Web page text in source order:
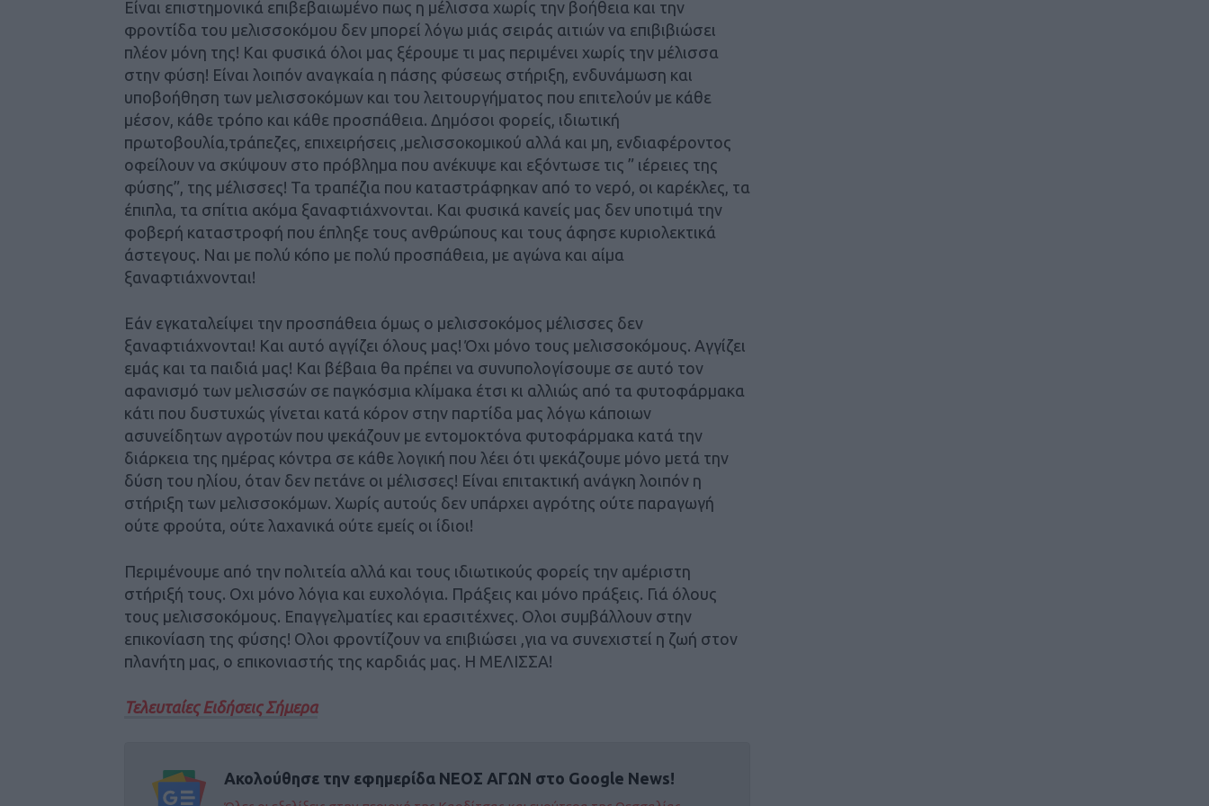
Είναι επιστημονικά επιβεβαιωμένο πως η μέλισσα χωρίς την βοήθεια και την
φροντίδα του μελισσοκόμου δεν μπορεί λόγω μιάς σειράς αιτιών να επιβιβιώσει
πλέον μόνη της! Και φυσικά όλοι μας ξέρουμε τι μας περιμένει χωρίς την μέλισσα
στην φύση! Είναι λοιπόν αναγκαία η πάσης φύσεως στήριξη, ενδυνάμωση και
υποβοήθηση των μελισσοκόμων και του λειτουργήματος που επιτελούν με κάθε
μέσον, κάθε τρόπο και κάθε προσπάθεια. Δημόσοι φορείς, ιδιωτική
πρωτοβουλία,τράπεζες, επιχειρήσεις ,μελισσοκομικού αλλά και μη, ενδιαφέροντος
οφείλουν να σκύψουν στο πρόβλημα που ανέκυψε και εξόντωσε τις ” ιέρειες της
φύσης”, της μέλισσες! Τα τραπέζια που καταστράφηκαν από το νερό, οι καρέκλες, τα
έπιπλα, τα σπίτια ακόμα ξαναφτιάχνονται. Και φυσικά κανείς μας δεν υποτιμά την
φοβερή καταστροφή που έπληξε τους ανθρώπους και τους άφησε κυριολεκτικά
άστεγους. Ναι με πολύ κόπο με πολύ προσπάθεια, με αγώνα και αίμα
ξαναφτιάχνονται!
Εάν εγκαταλείψει την προσπάθεια όμως ο μελισσοκόμος μέλισσες δεν
ξαναφτιάχνονται! Και αυτό αγγίζει όλους μας!Όχι μόνο τους μελισσοκόμους. Αγγίζει
εμάς και τα παιδιά μας! Και βέβαια θα πρέπει να συνυπολογίσουμε σε αυτό τον
αφανισμό των μελισσών σε παγκόσμια κλίμακα έτσι κι αλλιώς από τα φυτοφάρμακα
κάτι που δυστυχώς γίνεται κατά κόρον στην παρτίδα μας λόγω κάποιων
ασυνείδητων αγροτών που ψεκάζουν με εντομοκτόνα φυτοφάρμακα κατά την
διάρκεια της ημέρας κόντρα σε κάθε λογική που λέει ότι ψεκάζουμε μόνο μετά την
δύση του ηλίου, όταν δεν πετάνε οι μέλισσες! Είναι επιτακτική ανάγκη λοιπόν η
στήριξη των μελισσοκόμων. Χωρίς αυτούς δεν υπάρχει αγρότης ούτε παραγωγή
ούτε φρούτα, ούτε λαχανικά ούτε εμείς οι ίδιοι!
Περιμένουμε από την πολιτεία αλλά και τους ιδιωτικούς φορείς την αμέριστη
στήριξή τους. Οχι μόνο λόγια και ευχολόγια. Πράξεις και μόνο πράξεις. Γιά όλους
τους μελισσοκόμους. Επαγγελματίες και ερασιτέχνες. Ολοι συμβάλλουν στην
επικονίαση της φύσης! Ολοι φροντίζουν να επιβιώσει ,για να συνεχιστεί η ζωή στον
πλανήτη μας, ο επικονιαστής της καρδιάς μας. Η ΜΕΛΙΣΣΑ!
Τελευταίες Ειδήσεις Σήμερα
Ακολούθησε την εφημερίδα ΝΕΟΣ ΑΓΩΝ στο Google News!